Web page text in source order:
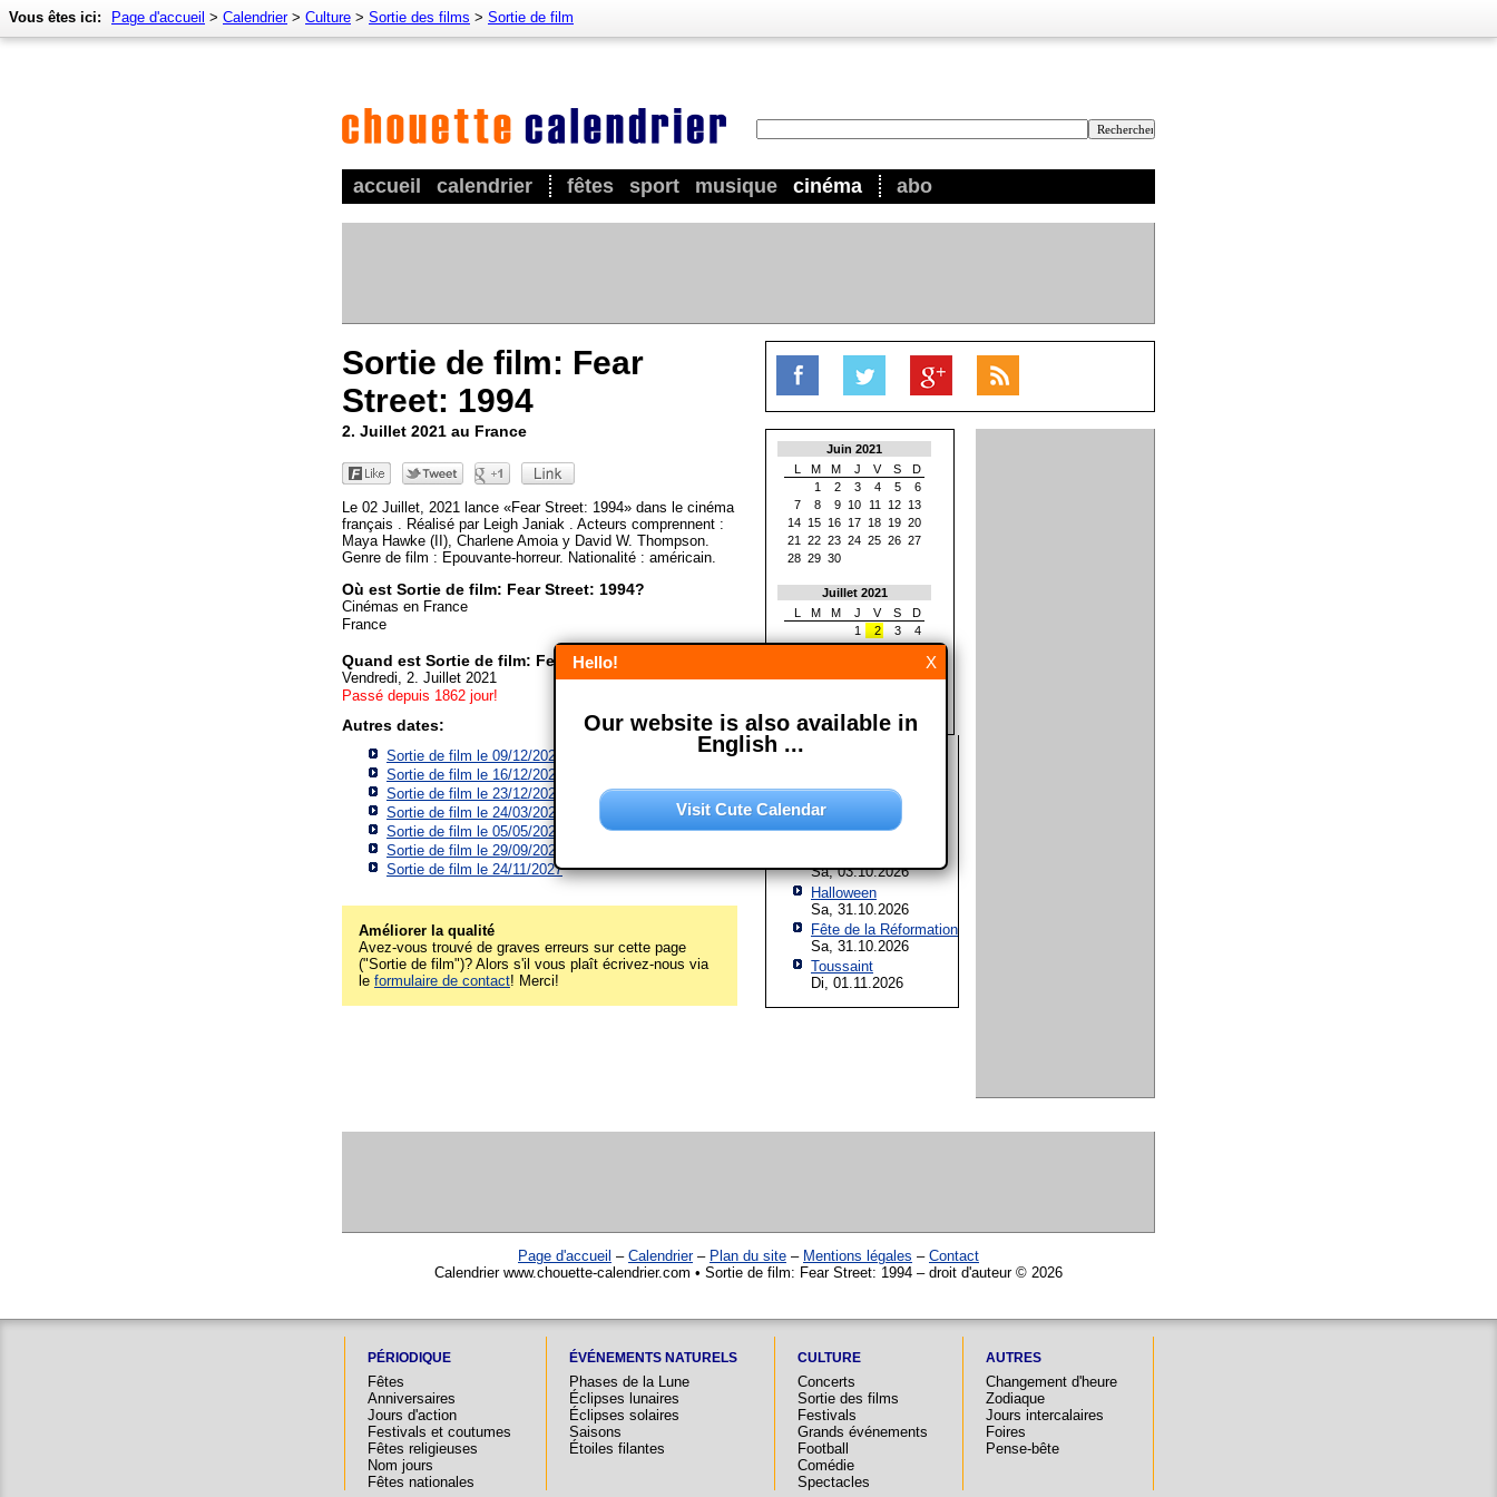
accueil calendrier fêtes sport musique cinéma abo
Vous êtes ici: Page d'accueil > Calendrier> Culture > Sortie des films > Sortie de film
Sortie de film: Fear
Street: 1994
2. Juillet 2021 au France
Le 02 Juillet, 2021 lance «Fear Street: 1994» dans le cinéma
français . Réalisé par Leigh Janiak . Acteurs comprennent :
Maya Hawke (II), Charlene Amoia y David W. Thompson.
Genre de film : Epouvante-horreur. Nationalité : américain.
Où est Sortie de film: Fear Street: 1994?
Cinémas en France
France
Quand est Sortie de film: Fear Street: 1994?
Vendredi, 2. Juillet 2021
Passé depuis 1862 jour!
Autres dates:
Sortie de film le 09/12/2026
Sortie de film le 16/12/2026
Sortie de film le 23/12/2026
Sortie de film le 24/03/2027
Sortie de film le 05/05/2027
Sortie de film le 29/09/2027
Sortie de film le 24/11/2027
Améliorer la qualité
Avez-vous trouvé de graves erreurs sur cette page
("Sortie de film")? Alors s'il vous plaît écrivez-nous via
le formulaire de contact! Merci!
Juin 2021
L
M M J V S
D
1
2 3 4 5
6
7
8 9 10 11 12 13
14 15 16 17 18 19 20
21
22 23 24 25 26 27
28 29 30
Juillet 2021
L
M M J V S
D
1
2 3
4
5
6 7 8 9 10 11
19 20 21 22 23 24 25
Les prochaines fêtes et
Assomption de Marie
Sa, 15.08.2026
Sa, 03.10.2026
Halloween
Sa, 31.10.2026
Fête de la Réformation
Sa, 31.10.2026
Toussaint
Di, 01.11.2026
Page d'accueil – Calendrier– Plan du site – Mentions légales – Contact
Calendrier www.chouette-calendrier.com • Sortie de film: Fear Street: 1994 – droit d'auteur © 2026
PÉRIODIQUE
Fêtes
Anniversaires
Jours d'action
Festivals et coutumes
Fêtes religieuses
Nom jours
Fêtes nationales
ÉVÉNEMENTS NATURELS
Phases de la Lune
Éclipses lunaires
Éclipses solaires
Saisons
Étoiles filantes
CULTURE
Concerts
Sortie des films
Festivals
Grands événements
Football
Comédie
Spectacles
AUTRES
Changement d'heure
Zodiaque
Jours intercalaires
Foires
Pense-bête
X
Hello!
Our website is also available in
English ...
Visit Cute Calendar